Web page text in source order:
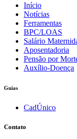
Início
Notícias
Ferramentas
BPC/LOAS
Salário
Aposentadoria
Pensão por
Auxílio-Doença
Guias
CadÚnico
Contato